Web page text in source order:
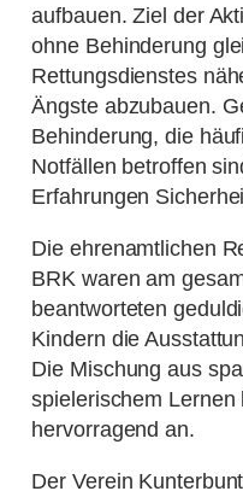
aufbauen. Ziel der
ohne Behinderung
Rettungsdienstes
Ängste abzubauen.
Behinderung, die
Notfällen betroffen
Erfahrungen
Die ehrenamtlichen
BRK waren am
beantworteten
Kindern die
Die Mischung aus
spielerischem
hervorragend an.
Der Verein